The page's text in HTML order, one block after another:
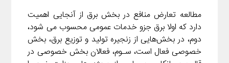
مطالعه تعارض منافع در بخش برق از آنجایی اهمیت
دارد که اولا برق جزو خدمات عمومی محسوب می شود،
دوم، در بخش‌هایی از زنجیره تولید و توزیع برق، بخش
خصوصی فعال است، سـوم، فعالان بخش خصوصی در